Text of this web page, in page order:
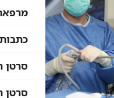
כתבות
סרטן
סרטן